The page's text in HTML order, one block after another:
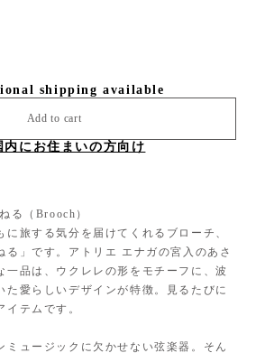
shipping available
Add to cart
内にお住まいの方向け
る（Brooch）
に旅する気分を届けてくれるブローチ、
る」です。アトリエ エナガの宮入のあさ
一品は、ウクレレの形をモチーフに、波
た愛らしいデザインが特徴。見るたびに
テムです。
ミュージックに欠かせない弦楽器。そん